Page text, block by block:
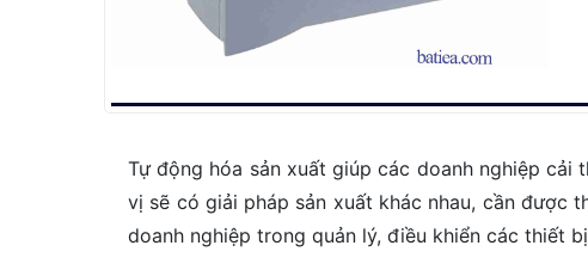
Tự động hóa sản xuất giúp các doanh nghiệp
vị sẽ có giải pháp sản xuất khác nhau, cần được
doanh nghiệp trong quản lý, điều khiển các thiết